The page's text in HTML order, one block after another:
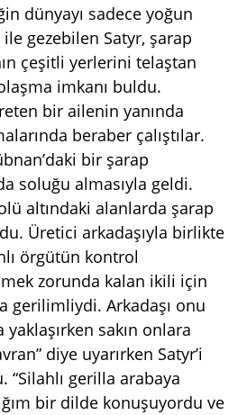
dünyayı sadece yoğun
gezebilen Satyr, şarap
çeşitli yerlerini telaştan
imkanı buldu.
bir ailenin yanında
beraber çalıştılar.
bir şarap
soluğu almasıyla geldi.
altındaki alanlarda şarap
Üretici arkadaşıyla birlikte
örgütün kontrol
zorunda kalan ikili için
gerilimliydi. Arkadaşı onu
yaklaşırken sakın onlara
diye uyarırken Satyr’i
“Silahlı gerilla arabaya
bir dilde konuşuyordu ve